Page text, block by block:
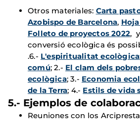
Otros materiales: Carta
Azobispo de Barcelona,
Folleto de proyectos 2022,
conversió ecològica és
.6.- L'espiritualitat ecològica
comú; 2.- El clam dels
ecològica; 3.- Economia
de la Terra; 4.- Estils de vida
5.- Ejemplos de
Reuniones con los